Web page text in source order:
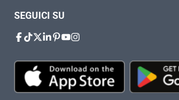
SEGUICI SU